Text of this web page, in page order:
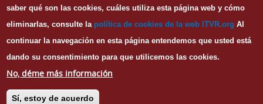
© CopyrightITVR2016
Portada
Nosotros
saber qué son las cookies, cuáles utiliza esta página web y cómo
eliminarlas, consulte la política de cookies de la web ITVR.org Al
continuar la navegación en esta página entendemos que usted está
dando su consentimiento para que utilicemos las cookies.
No, déme más información
Sí, estoy de acuerdo